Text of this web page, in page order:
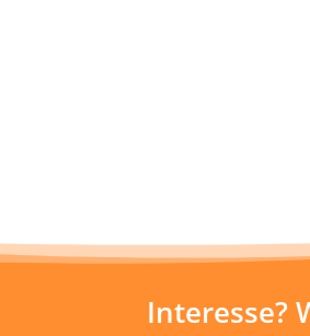
Interesse?